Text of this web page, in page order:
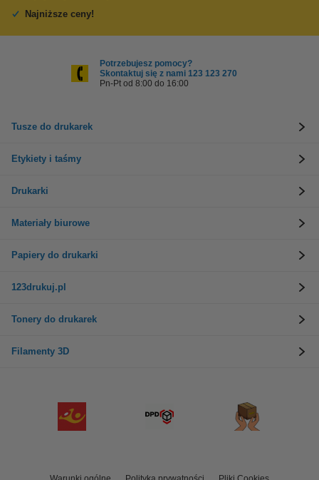
Najniższe ceny!
Potrzebujesz pomocy?
Skontaktuj się z nami 123 123 270
Pn-Pt od 8:00 do 16:00
Tusze do drukarek
Etykiety i taśmy
Drukarki
Materiały biurowe
Papiery do drukarki
123drukuj.pl
Tonery do drukarek
Filamenty 3D